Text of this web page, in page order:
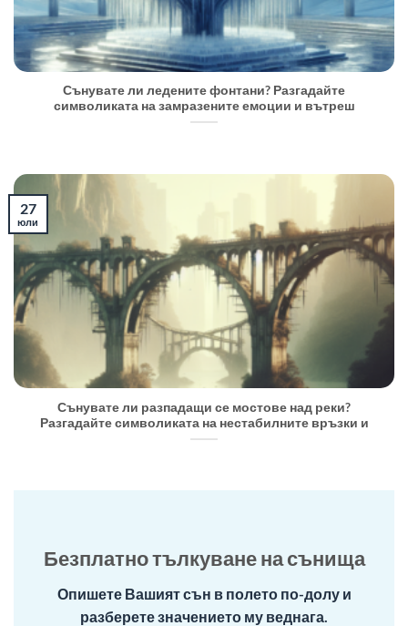
Сънувате ли ледените фонтани? Разгадайте
символиката на замразените емоции и вътреш
Сънувате ли разпадащи се мостове над реки?
Разгадайте символиката на нестабилните връзки и
27
юли
Безплатно тълкуване на сънища
Опишете Вашият сън в полето по-долу и
разберете значението му веднага.